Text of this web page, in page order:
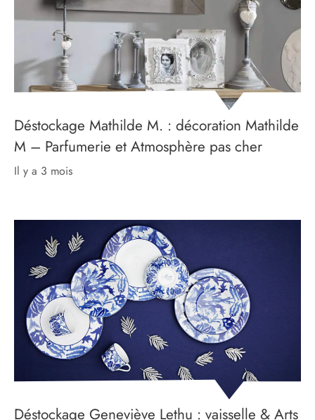
Déstockage Mathilde M. : décoration Mathilde
M – Parfumerie et Atmosphère pas cher
il y a 3 mois
Déstockage Geneviève Lethu : vaisselle & Arts